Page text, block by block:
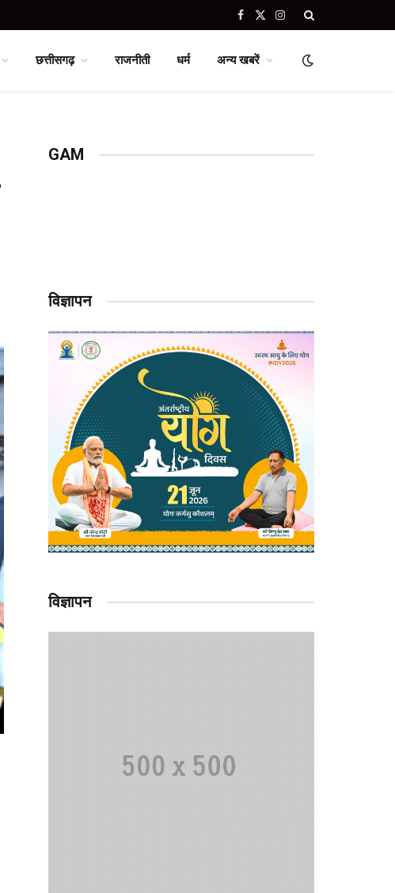
Facebook
X
Instagram
छत्तीसगढ़ राजनीती धर्म अन्य खबरें
GAM
विज्ञापन
विज्ञापन